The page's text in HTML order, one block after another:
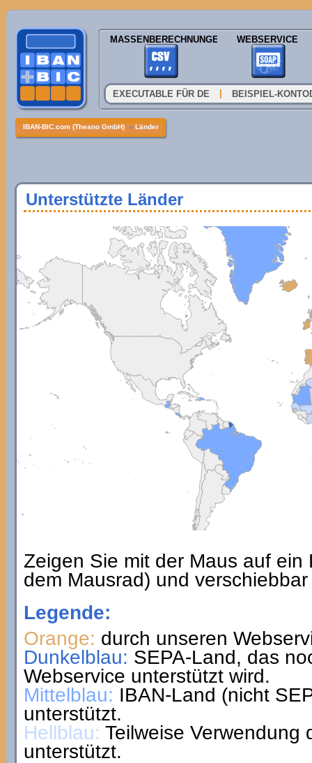
MASSENBERECHNUNGEN WEBSERVICE
EXECUTABLE FÜR DE BEISPIEL-
IBAN-BIC.com (Theano GmbH) » Länder
Unterstützte Länder
Zeigen Sie mit der Maus auf
dem Mausrad) und
Legende:
Orange: durch unseren
Dunkelblau: SEPA-Land, das
Webservice unterstützt wird.
Mittelblau: IBAN-Land (nicht
unterstützt.
Hellblau: Teilweise Verwendung
unterstützt.